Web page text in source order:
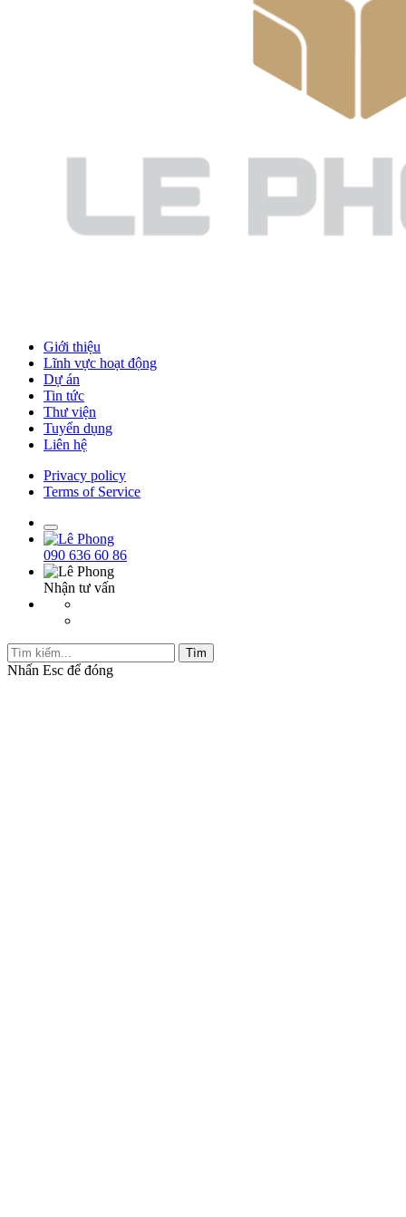
Giới thiệu
Lĩnh vực hoạt động
Dự án
Tin tức
Thư viện
Tuyển dụng
Liên hệ
Privacy policy
Terms of Service
090 636 60 86
Nhận tư vấn
Tìm
Nhấn Esc để đóng